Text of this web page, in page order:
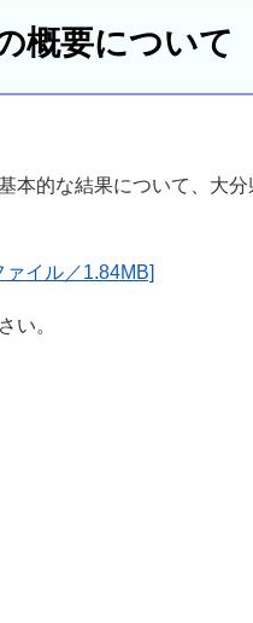
概要について
本的な結果について、大分
イル／1.84MB]
い。